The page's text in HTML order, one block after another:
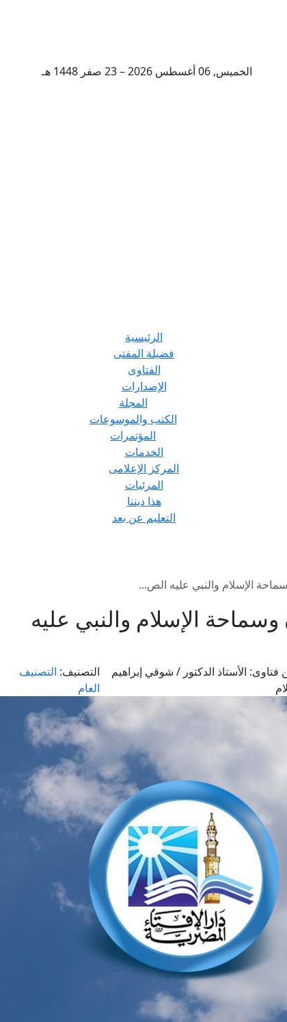
الخميس, 06 أغسطس 2026 – 23 صفر 1448 هـ
الرئيسية
فضيلة المفتى
الفتاوى
الإصدارات
المجلة
الكتب والموسوعات
المؤتمرات
الخدمات
المركز الإعلامى
المرئيات
هذا ديننا
التعليم عن بعد
الإسلام والنبي عليه الص...
الإسلام والنبي عليه
فتاوى: الأستاذ الدكتور / شوقي إبراهيم
التصنيف: التصنيف
العام